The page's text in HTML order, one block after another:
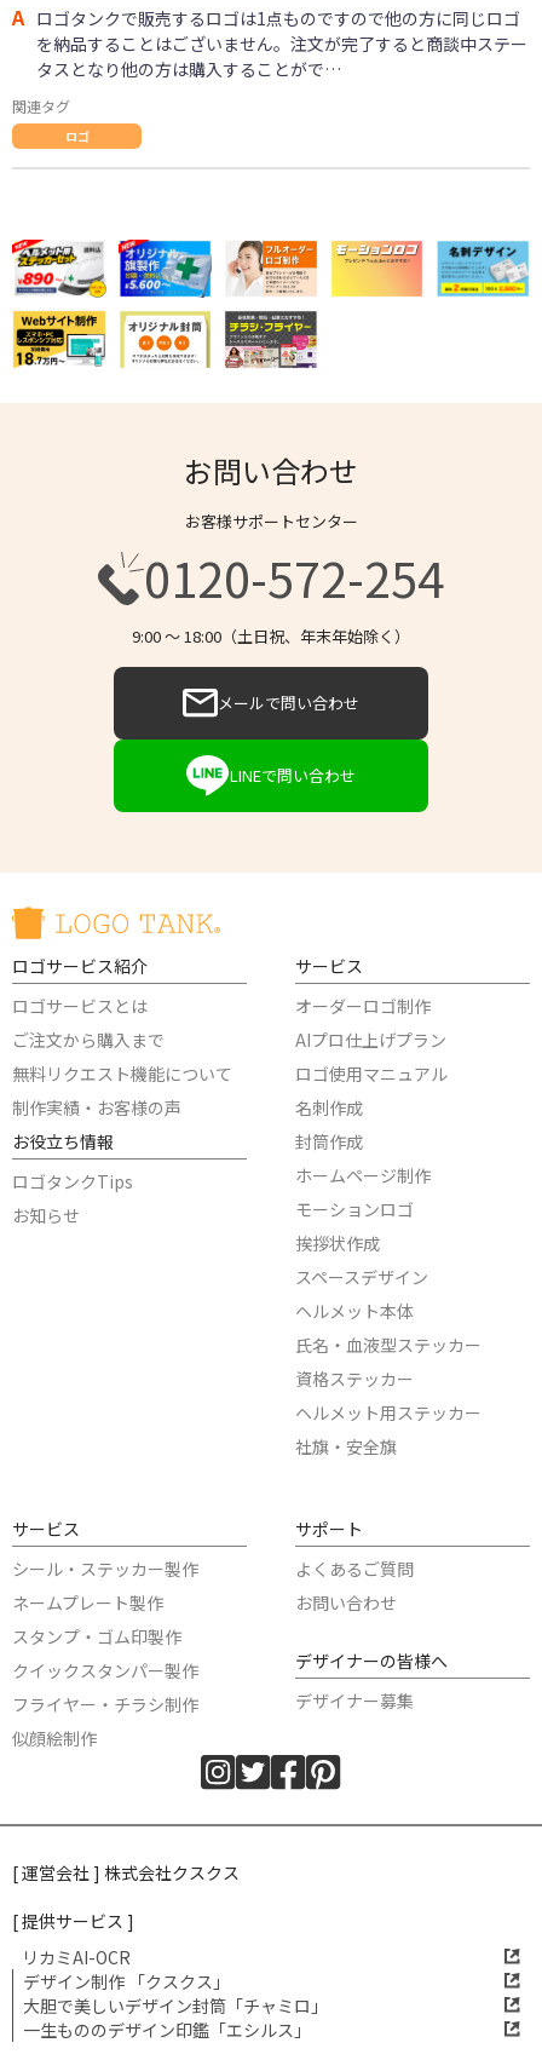
A ロゴタンクで販売するロゴは1点ものですので他の方に同じロゴ
を納品することはございません。注文が完了すると商談中ステー
タスとなり他の方は購入することがで…
関連タグ
ロゴ
お問い合わせ
お客様サポートセンター
0120-572-254
9:00 〜 18:00（土日祝、年末年始除く）
メールで問い合わせ
LINEで問い合わせ
ロゴサービス紹介
ロゴサービスとは
ご注文から購入まで
無料リクエスト機能について
制作実績・お客様の声
お役立ち情報
ロゴタンクTips
お知らせ
サービス
オーダーロゴ制作
AIプロ仕上げプラン
ロゴ使用マニュアル
名刺作成
封筒作成
ホームページ制作
モーションロゴ
挨拶状作成
スペースデザイン
ヘルメット本体
氏名・血液型ステッカー
資格ステッカー
ヘルメット用ステッカー
社旗・安全旗
サービス
シール・ステッカー製作
ネームプレート製作
スタンプ・ゴム印製作
クイックスタンパー製作
フライヤー・チラシ制作
似顔絵制作
サポート
よくあるご質問
お問い合わせ
デザイナーの皆様へ
デザイナー募集
[ 運営会社 ] 株式会社クスクス
[ 提供サービス ]
リカミAI-OCR
デザイン制作 「クスクス」
大胆で美しいデザイン封筒「チャミロ」
一生もののデザイン印鑑「エシルス」